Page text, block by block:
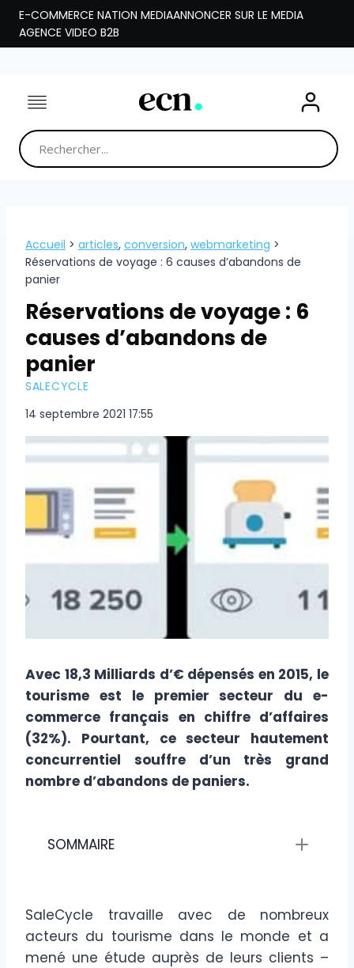
Aller
contenu
E-COMMERCE NATION MEDIAANNONCER SUR LE MEDIA
AGENCE VIDEO B2B
Accueil > articles, conversion, webmarketing >
Réservations de voyage : 6 causes d’abandons de
panier
Réservations de voyage : 6
causes d’abandons de
panier
SALECYCLE
14 septembre 2021 17:55
Avec 18,3 Milliards d’€ dépensés en 2015, le
tourisme est le premier secteur du e-
commerce français en chiffre d’affaires
(32%). Pourtant, ce secteur hautement
concurrentiel souffre d’un très grand
nombre d’abandons de paniers.
SOMMAIRE
SaleCycle travaille avec de nombreux
acteurs du tourisme dans le monde et a
mené une étude auprès de leurs clients –